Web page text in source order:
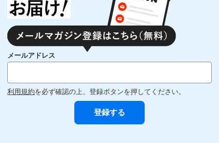
メールアドレス
利用規約を必ず確認の上、登録ボタンを押してください。